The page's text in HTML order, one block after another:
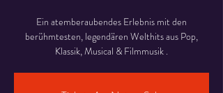
Ein atemberaubendes Erlebnis mit den
berühmtesten, legendären Welthits aus Pop,
Klassik, Musical & Filmmusik .